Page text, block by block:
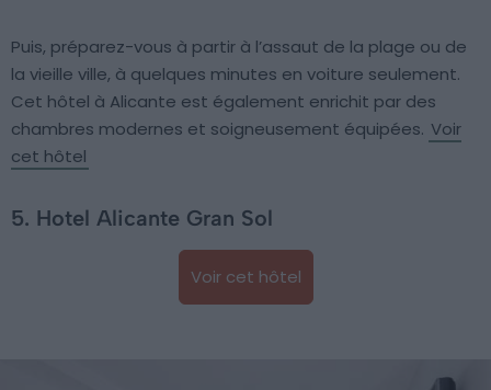
Puis, préparez-vous à partir à l’assaut de la plage ou de
la vieille ville, à quelques minutes en voiture seulement.
Cet hôtel à Alicante est également enrichit par des
chambres modernes et soigneusement équipées. Voir
cet hôtel
5. Hotel Alicante Gran Sol
Voir cet hôtel